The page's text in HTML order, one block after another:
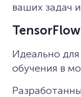
ваших задач
Идеально
обучения в